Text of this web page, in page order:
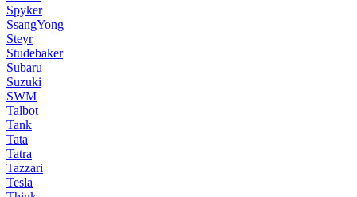
Spyker
SsangYong
Steyr
Studebaker
Subaru
Suzuki
SWM
Talbot
Tank
Tata
Tatra
Tazzari
Tesla